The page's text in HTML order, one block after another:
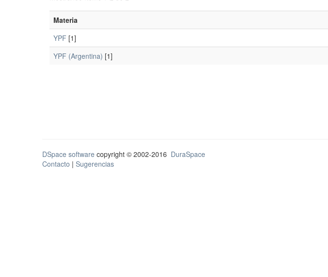
Materia
YPF [1]
YPF (Argentina) [1]
DSpace software copyright © 2002-2016 DuraSpace
Contacto | Sugerencias